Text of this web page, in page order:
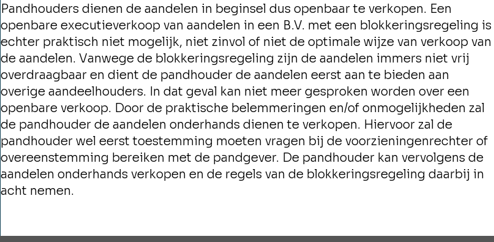
Pandhouders dienen de aandelen in beginsel dus openbaar te verkopen. Een
openbare executieverkoop van aandelen in een B.V. met een blokkeringsregeling is
echter praktisch niet mogelijk, niet zinvol of niet de optimale wijze van verkoop van
de aandelen. Vanwege de blokkeringsregeling zijn de aandelen immers niet vrij
overdraagbaar en dient de pandhouder de aandelen eerst aan te bieden aan
overige aandeelhouders. In dat geval kan niet meer gesproken worden over een
openbare verkoop. Door de praktische belemmeringen en/of onmogelijkheden zal
de pandhouder de aandelen onderhands dienen te verkopen. Hiervoor zal de
pandhouder wel eerst toestemming moeten vragen bij de voorzieningenrechter of
overeenstemming bereiken met de pandgever. De pandhouder kan vervolgens de
aandelen onderhands verkopen en de regels van de blokkeringsregeling daarbij in
acht nemen.